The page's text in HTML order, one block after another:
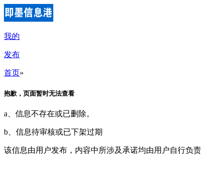
我的
发布
首页»
抱歉，页面暂时无法查看
a、信息不存在或已删除。
b、信息待审核或已下架过期
该信息由用户发布，内容中所涉及承诺均由用户自行负责